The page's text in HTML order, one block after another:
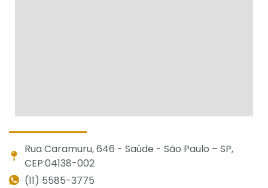
Rua Caramuru, 646 - Saúde - São Paulo – SP,
CEP:04138-002
(11) 5585-3775